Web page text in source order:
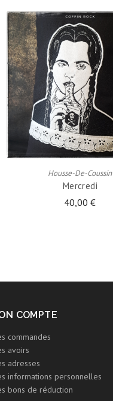
Housse-De-Coussin
Mercredi
40,00 €
AJOUTER AU PANIER
COMPTE
commandes
avoirs
adresses
informations personnelles
bons de réduction